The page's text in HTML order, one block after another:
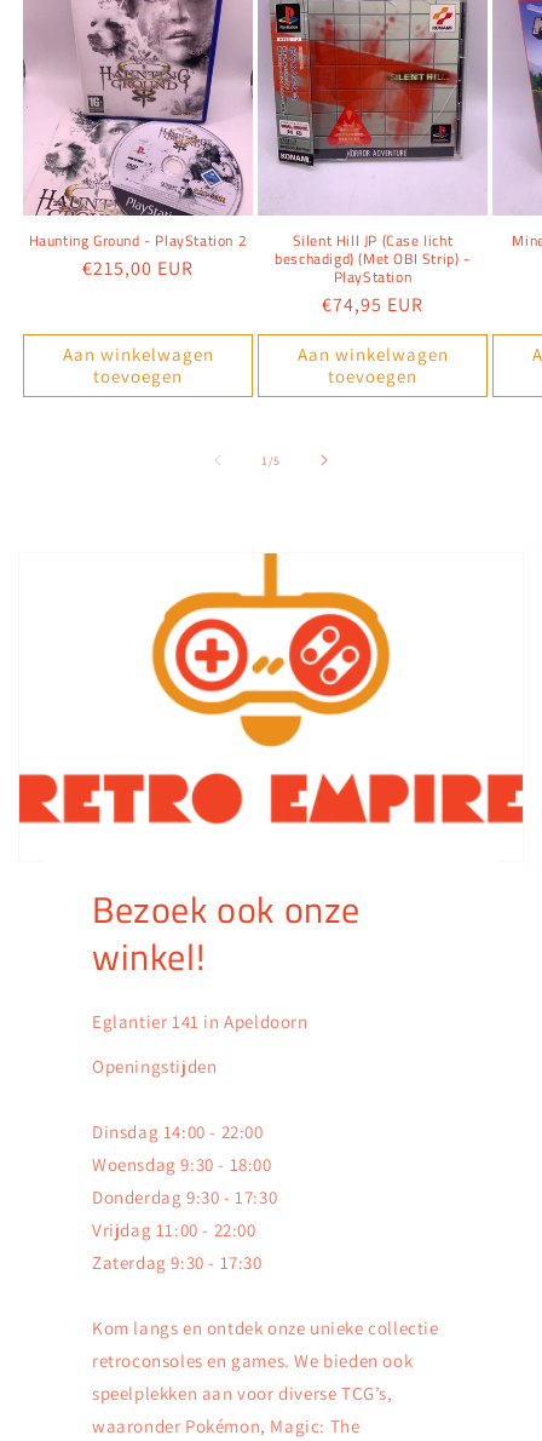
Haunting Ground - PlayStation 2
Normale
€215,00 EUR
Aan winkelwagen
toevoegen
Silent Hill JP (Case licht
beschadigd) (Met OBI Strip) -
PlayStation
Normale
prijs
€74,95 EUR
Aan winkelwagen
toevoegen
1/van
5
Bezoek ook onze
winkel!
Eglantier 141 in Apeldoorn
Openingstijden
Dinsdag 14:00 - 22:00
Woensdag 9:30 - 18:00
Donderdag 9:30 - 17:30
Vrijdag 11:00 - 22:00
Zaterdag 9:30 - 17:30
Kom langs en ontdek onze unieke collectie
retroconsoles en games. We bieden ook
speelplekken aan voor diverse TCG’s,
waaronder Pokémon, Magic: The